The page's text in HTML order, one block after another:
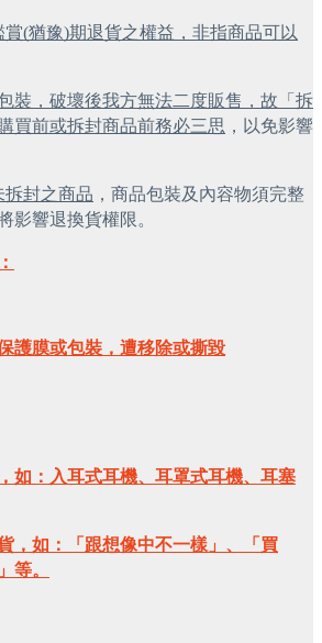
(猶豫)期退貨之權益，非指商品可以
裝，破壞後我方無法二度販售，故「拆
買前或拆封商品前務必三思 ，以免影響
封之商品 ，商品包裝及內容物須完整
影響退換貨權限。
護膜或包裝，遭移除或撕毀
如：入耳式耳機、耳罩式耳機、耳塞
，如：「跟想像中不一樣」、「買
等。